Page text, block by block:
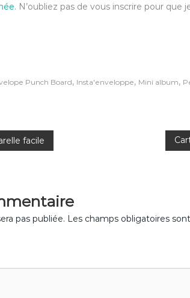
. N’oubliez pas de vous inscrire pour
Punch Board, Insta'enveloppe, Mini album,
facile
pas publiée. Les champs obligatoires